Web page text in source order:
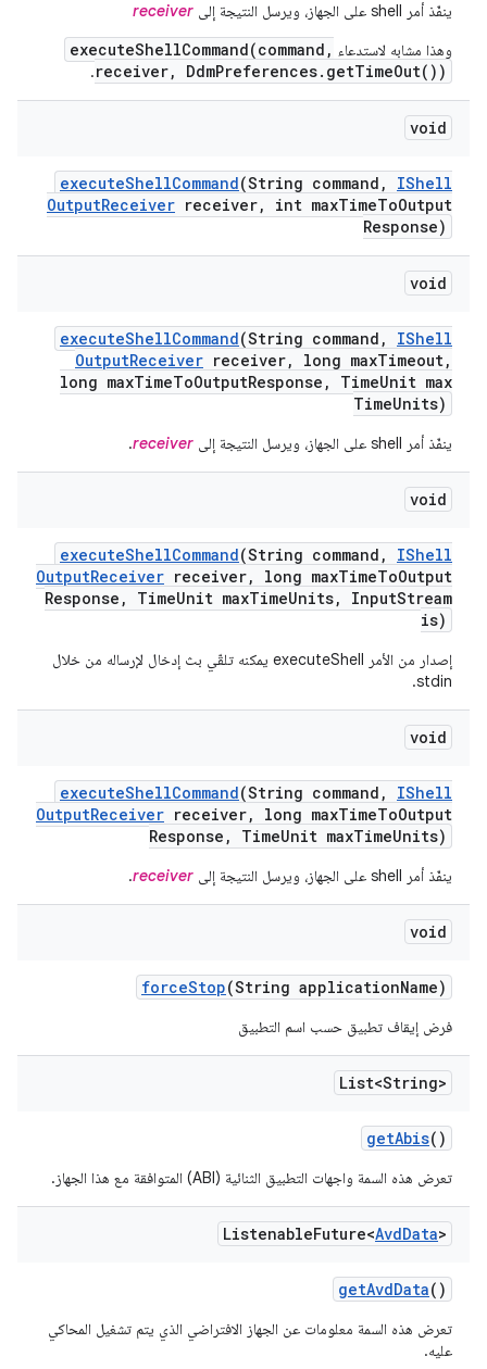
ينفّذ أمر shell على الجهاز، ويرسل النتيجة إلى
receiver
وهذا مشابه لاستدعاء executeShellCommand(command,
receiver, DdmPreferences.getTimeOut())
.
void
executeShellCommand(String command ,
IShell
OutputReceiver receiver, int maxTimeToOutput
Response)
void
executeShellCommand(String command ,
IShell
OutputReceiver receiver, long maxTimeout,
long maxTimeToOutputResponse , TimeUnit max
TimeUnits)
ينفّذ أمر shell على الجهاز، ويرسل النتيجة إلى receiver
.
void
executeShellCommand(String command ,
IShell
OutputReceiver receiver, long maxTimeToOutput
Response , TimeUnit maxTimeUnits, InputStream
is)
إصدار من الأمر executeShell يمكنه تلقّي بث إدخال لإرساله من خلال
stdin.
void
executeShellCommand(String command ,
IShell
OutputReceiver receiver, long maxTimeToOutput
Response , TimeUnit maxTimeUnits)
ينفّذ أمر shell على الجهاز، ويرسل النتيجة إلى receiver
.
void
forceStop(String applicationName)
فرض إيقاف تطبيق حسب اسم التطبيق
List<String>
getAbis()
تعرض هذه السمة واجهات التطبيق الثنائية (ABI) المتوافقة مع هذا الجهاز.
ListenableFuture<AvdData>
getAvdData()
تعرض هذه السمة معلومات عن الجهاز الافتراضي الذي يتم تشغيل المحاكي
عليه.